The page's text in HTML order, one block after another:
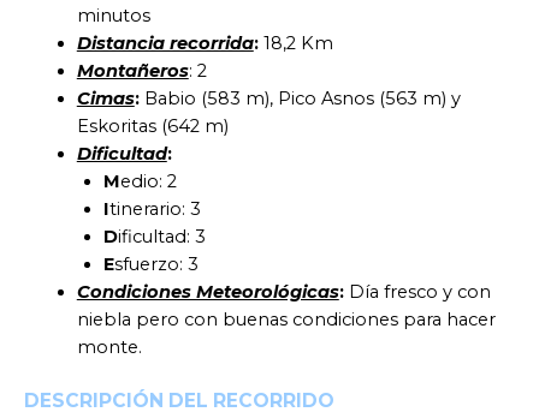
minutos
Distancia recorrida:18,2 Km
Montañeros: 2
Cimas:Babio (583 m), Pico Asnos (563 m) y
Eskoritas (642 m)
Dificultad:
Medio: 2
Itinerario: 3
Dificultad: 3
Esfuerzo: 3
Condiciones Meteorológicas: Día fresco y con
niebla pero con buenas condiciones para hacer
monte.
DESCRIPCIÓN DEL RECORRIDO